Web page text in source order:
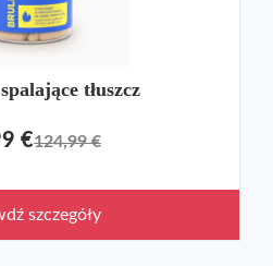
tłuszcz
€124,99 €
szczegóły